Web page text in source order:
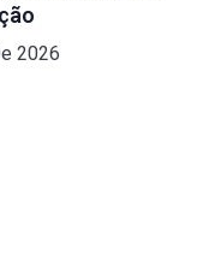
2026